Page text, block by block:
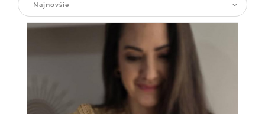
Najnovšie